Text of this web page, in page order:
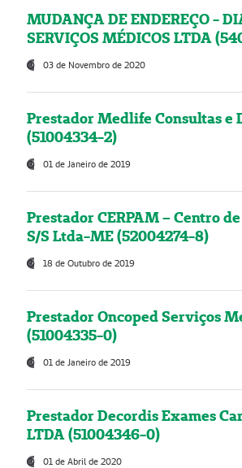
MUDANÇA DE ENDEREÇO -
SERVIÇOS MÉDICOS LTDA
03 de Novembro de 2020
Prestador Medlife Consultas e
(51004334-2)
01 de Janeiro de 2019
Prestador CERPAM – Centro
S/S Ltda-ME (52004274-8)
18 de Outubro de 2019
Prestador Oncoped Serviços
(51004335-0)
01 de Janeiro de 2019
Prestador Decordis Exames
LTDA (51004346-0)
01 de Abril de 2020